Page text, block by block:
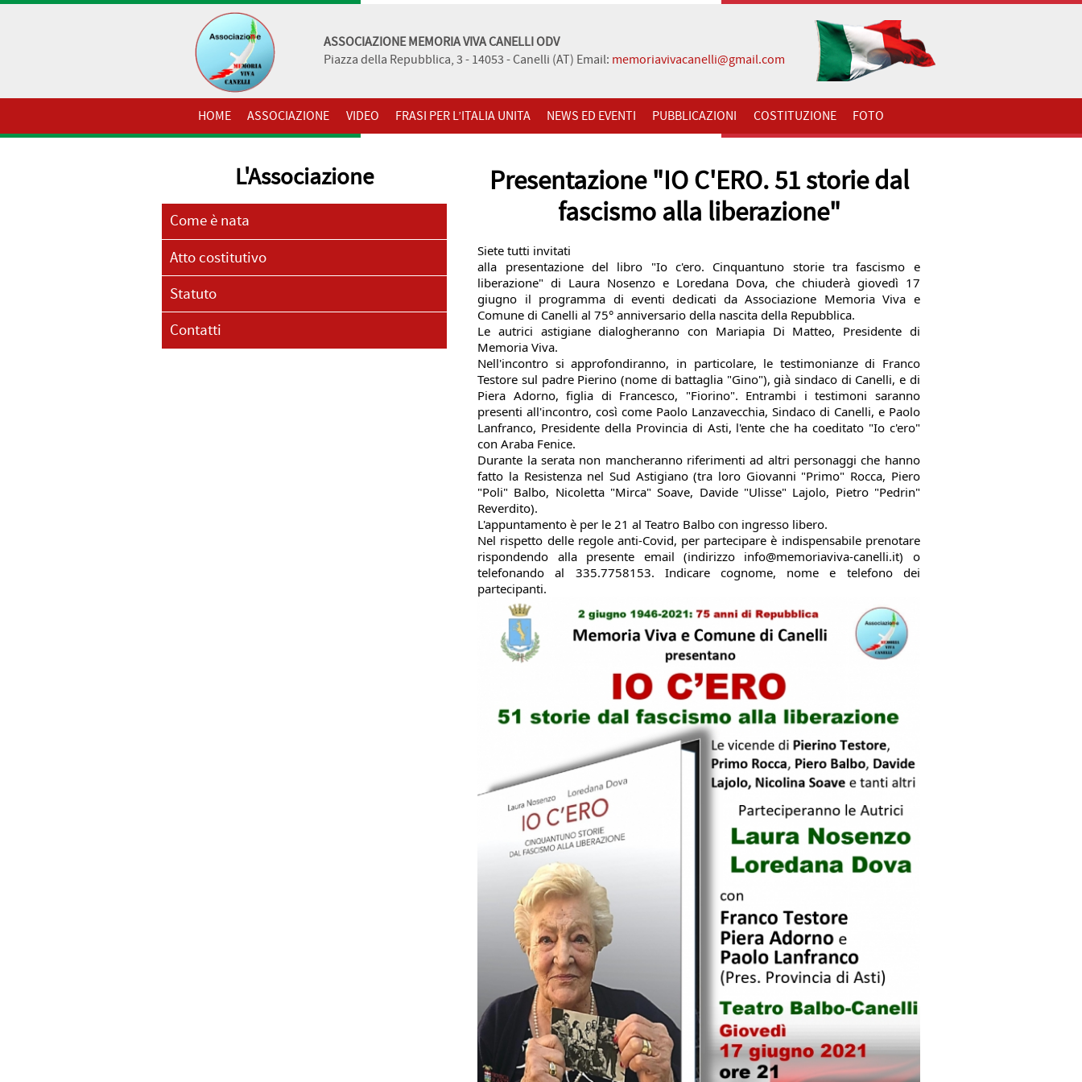
ASSOCIAZIONE MEMORIA VIVA CANELLI ODV
Piazza della Repubblica, 3 - 14053 - Canelli (AT) Email: memoriavivacanelli@gmail.com
HOME ASSOCIAZIONE VIDEO FRASI PER L’ITALIA UNITA NEWS ED EVENTI PUBBLICAZIONI COSTITUZIONE FOTO
L'Associazione
Come è nata
Atto costitutivo
Statuto
Contatti
Presentazione "IO C'ERO. 51 storie dal
fascismo alla liberazione"
Siete tutti invitati
alla presentazione del libro "Io c'ero. Cinquantuno storie tra fascismo e
liberazione" di Laura Nosenzo e Loredana Dova, che chiuderà giovedì 17
giugno il programma di eventi dedicati da Associazione Memoria Viva e
Comune di Canelli al 75° anniversario della nascita della Repubblica.
Le autrici astigiane dialogheranno con Mariapia Di Matteo, Presidente di
Memoria Viva.
Nell'incontro si approfondiranno, in particolare, le testimonianze di Franco
Testore sul padre Pierino (nome di battaglia "Gino"), già sindaco di Canelli, e di
Piera Adorno, figlia di Francesco, "Fiorino". Entrambi i testimoni saranno
presenti all'incontro, così come Paolo Lanzavecchia, Sindaco di Canelli, e Paolo
Lanfranco, Presidente della Provincia di Asti, l'ente che ha coeditato "Io c'ero"
con Araba Fenice.
Durante la serata non mancheranno riferimenti ad altri personaggi che hanno
fatto la Resistenza nel Sud Astigiano (tra loro Giovanni "Primo" Rocca, Piero
"Poli" Balbo, Nicoletta "Mirca" Soave, Davide "Ulisse" Lajolo, Pietro "Pedrin"
Reverdito).
L'appuntamento è per le 21 al Teatro Balbo con ingresso libero.
Nel rispetto delle regole anti-Covid, per partecipare è indispensabile prenotare
rispondendo alla presente email (indirizzo info@memoriaviva-canelli.it) o
telefonando al 335.7758153. Indicare cognome, nome e telefono dei
partecipanti.